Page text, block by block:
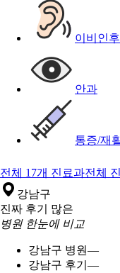
이비인
안과
통증/재
전체 17개 진료과전체
강남구
진짜 후기 많은
병원 한눈에 비교
강남구 병원—
강남구 후기 —